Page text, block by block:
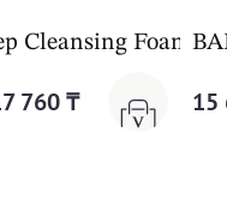
Cleansing Foam
760 ₸ 15